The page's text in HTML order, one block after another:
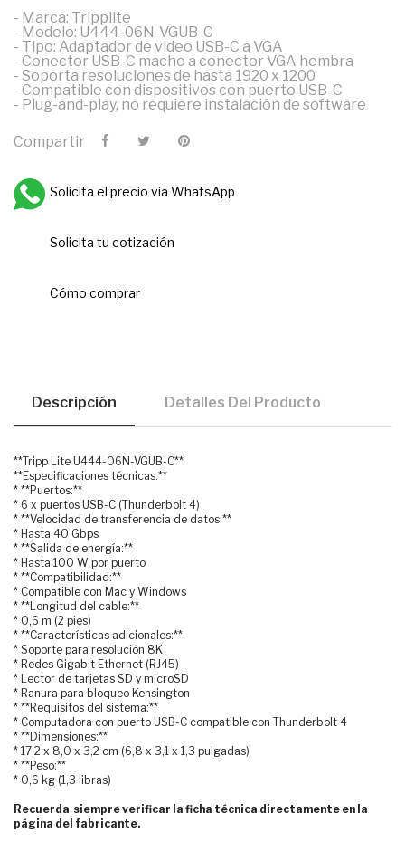
- Marca: Tripplite
- Modelo: U444-06N-VGUB-C
- Tipo: Adaptador de video USB-C a VGA
- Conector USB-C macho a conector VGA hembra
- Soporta resoluciones de hasta 1920 x 1200
- Compatible con dispositivos con puerto USB-C
- Plug-and-play, no requiere instalación de software
Compartir
Solicita el precio via WhatsApp
Solicita tu cotización
Cómo comprar
Descripción Detalles Del Producto
**Tripp Lite U444-06N-VGUB-C**
**Especificaciones técnicas:**
* **Puertos:**
* 6 x puertos USB-C (Thunderbolt 4)
* **Velocidad de transferencia de datos:**
* Hasta 40 Gbps
* **Salida de energía:**
* Hasta 100 W por puerto
* **Compatibilidad:**
* Compatible con Mac y Windows
* **Longitud del cable:**
* 0,6 m (2 pies)
* **Características adicionales:**
* Soporte para resolución 8K
* Redes Gigabit Ethernet (RJ45)
* Lector de tarjetas SD y microSD
* Ranura para bloqueo Kensington
* **Requisitos del sistema:**
* Computadora con puerto USB-C compatible con Thunderbolt 4
* **Dimensiones:**
* 17,2 x 8,0 x 3,2 cm (6,8 x 3,1 x 1,3 pulgadas)
* **Peso:**
* 0,6 kg (1,3 libras)
Recuerda siempre verificar la ficha técnica directamente en la
página del fabricante.